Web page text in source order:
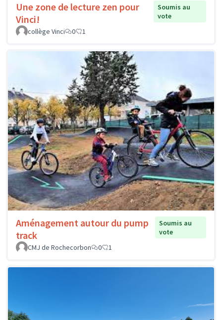
Une zone de lecture zen pour
Vinci!
Soumis au
vote
collège Vinci
0 1
Aménagement autour du pump
track
Soumis au
vote
CMJ de Rochecorbon
0 1